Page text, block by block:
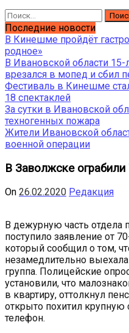
Найти:
Последние новости
В Кинешме пройдёт
родное»
В Ивановской области 15-
врезался в мопед и сбил
Фестиваль в Кинешме
18 спектаклей
За сутки в Ивановской
техногенных пожара
Жители Ивановской
военной операции
В Заволжске ограбили
On 26.02.2020 Редакция
В дежурную часть
поступило заявление от
который сообщил о том,
незамедлительно
группа. Полицейские
установили, что
в квартиру, оттолкнул
открыто похитил
телефон.